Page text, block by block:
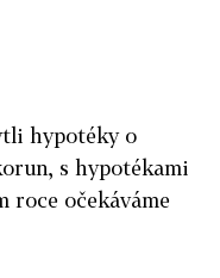
hypotéky o
s hypotékami
roce očekáváme